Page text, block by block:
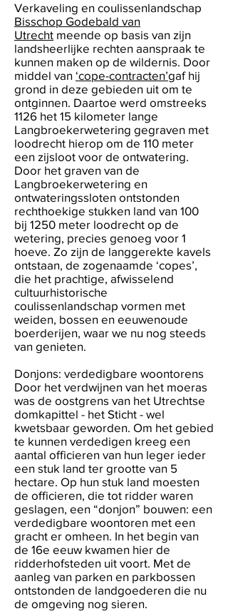
Verkaveling en coulissenlandschap
Bisschop Godebald van
Utrecht meende op basis van zijn
landsheerlijke rechten aanspraak te
kunnen maken op de wildernis. Door
middel van ‘cope-contracten’gaf hij
grond in deze gebieden uit om te
ontginnen. Daartoe werd omstreeks
1126 het 15 kilometer lange
Langbroekerwetering gegraven met
loodrecht hierop om de 110 meter
een zijsloot voor de ontwatering.
Door het graven van de
Langbroekerwetering en
ontwateringssloten ontstonden
rechthoekige stukken land van 100
bij 1250 meter loodrecht op de
wetering, precies genoeg voor 1
hoeve. Zo zijn de langgerekte kavels
ontstaan, de zogenaamde ‘copes’,
die het prachtige, afwisselend
cultuurhistorische
coulissenlandschap vormen met
weiden, bossen en eeuwenoude
boerderijen, waar we nu nog steeds
van genieten.
Donjons: verdedigbare woontorens
Door het verdwijnen van het moeras
was de oostgrens van het Utrechtse
domkapittel - het Sticht - wel
kwetsbaar geworden. Om het gebied
te kunnen verdedigen kreeg een
aantal officieren van hun leger ieder
een stuk land ter grootte van 5
hectare. Op hun stuk land moesten
de officieren, die tot ridder waren
geslagen, een “donjon” bouwen: een
verdedigbare woontoren met een
gracht er omheen. In het begin van
de 16e eeuw kwamen hier de
ridderhofsteden uit voort. Met de
aanleg van parken en parkbossen
ontstonden de landgoederen die nu
de omgeving nog sieren.